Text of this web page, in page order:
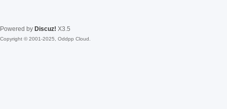
Powered by Discuz! X3.5
Copyright © 2001-2025, Oddpp Cloud.